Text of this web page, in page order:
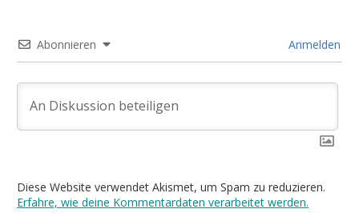
Abonnieren Anmelden
Diese Website verwendet Akismet, um Spam zu reduzieren.
Erfahre, wie deine Kommentardaten verarbeitet werden.